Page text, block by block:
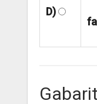
D)